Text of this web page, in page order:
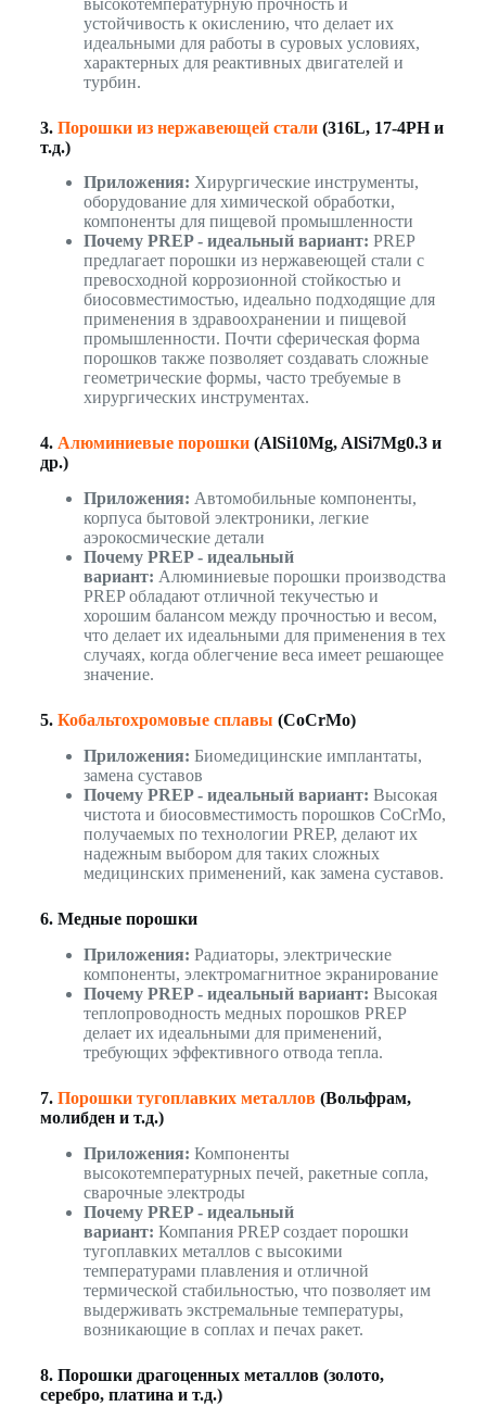
устойчивость к окислению, что делает их
идеальными для работы в суровых условиях,
характерных для реактивных двигателей и
турбин.
3. Порошки из нержавеющей стали(316L, 17-4PH и
т.д.)
Приложения: Хирургические инструменты,
оборудование для химической обработки,
компоненты для пищевой промышленности
Почему PREP - идеальный вариант: PREP
предлагает порошки из нержавеющей стали с
превосходной коррозионной стойкостью и
биосовместимостью, идеально подходящие для
применения в здравоохранении и пищевой
промышленности. Почти сферическая форма
порошков также позволяет создавать сложные
геометрические формы, часто требуемые в
хирургических инструментах.
4. Алюминиевые порошки(AlSi10Mg, AlSi7Mg0.3 и
др.)
Приложения: Автомобильные компоненты,
корпуса бытовой электроники, легкие
аэрокосмические детали
Почему PREP - идеальный
вариант: Алюминиевые порошки производства
PREP обладают отличной текучестью и
хорошим балансом между прочностью и весом,
что делает их идеальными для применения в тех
случаях, когда облегчение веса имеет решающее
значение.
5. Кобальтохромовые сплавы (CoCrMo)
Приложения: Биомедицинские имплантаты,
замена суставов
Почему PREP - идеальный вариант: Высокая
чистота и биосовместимость порошков CoCrMo,
получаемых по технологии PREP, делают их
надежным выбором для таких сложных
медицинских применений, как замена суставов.
6. Медные порошки
Приложения: Радиаторы, электрические
компоненты, электромагнитное экранирование
Почему PREP - идеальный вариант: Высокая
теплопроводность медных порошков PREP
делает их идеальными для применений,
требующих эффективного отвода тепла.
7. Порошки тугоплавких металлов (Вольфрам,
молибден и т.д.)
Приложения: Компоненты
высокотемпературных печей, ракетные сопла,
сварочные электроды
Почему PREP - идеальный
вариант: Компания PREP создает порошки
тугоплавких металлов с высокими
температурами плавления и отличной
термической стабильностью, что позволяет им
выдерживать экстремальные температуры,
возникающие в соплах и печах ракет.
8. Порошки драгоценных металлов (золото,
серебро, платина и т.д.)